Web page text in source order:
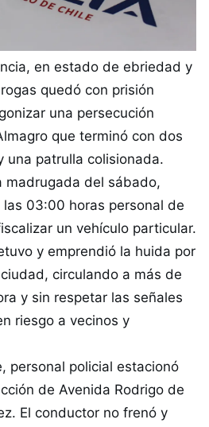
en estado de ebriedad y
quedó con prisión
una persecución
que terminó con dos
una patrulla colisionada.
madrugada del sábado,
03:00 horas personal de
un vehículo particular.
y emprendió la huida por
circulando a más de
y sin respetar las señales
riesgo a vecinos y
personal policial estacionó
de Avenida Rodrigo de
El conductor no frenó y